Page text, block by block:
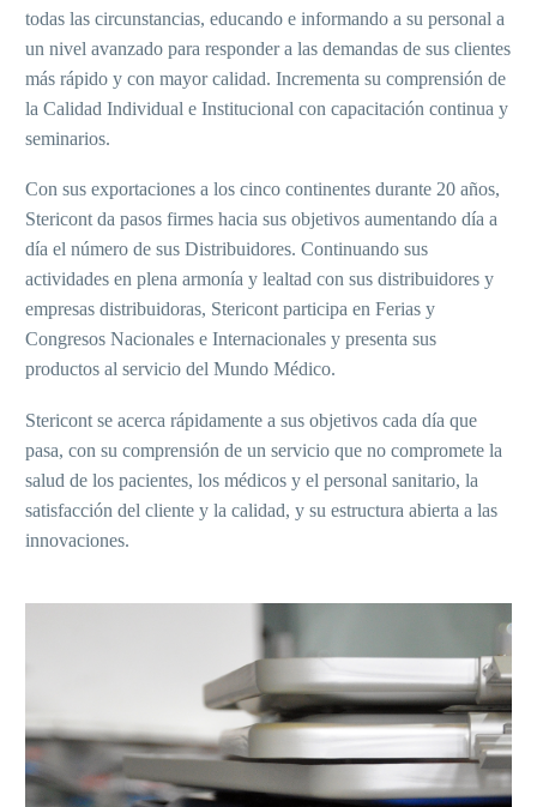
todas las circunstancias, educando e informando a su personal a
un nivel avanzado para responder a las demandas de sus clientes
más rápido y con mayor calidad. Incrementa su comprensión de
la Calidad Individual e Institucional con capacitación continua y
seminarios.
Con sus exportaciones a los cinco continentes durante 20 años,
Stericont da pasos firmes hacia sus objetivos aumentando día a
día el número de sus Distribuidores. Continuando sus
actividades en plena armonía y lealtad con sus distribuidores y
empresas distribuidoras, Stericont participa en Ferias y
Congresos Nacionales e Internacionales y presenta sus
productos al servicio del Mundo Médico.
Stericont se acerca rápidamente a sus objetivos cada día que
pasa, con su comprensión de un servicio que no compromete la
salud de los pacientes, los médicos y el personal sanitario, la
satisfacción del cliente y la calidad, y su estructura abierta a las
innovaciones.